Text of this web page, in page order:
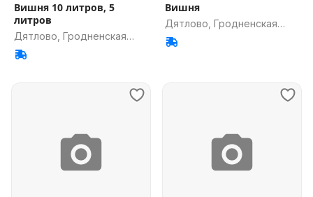
Вишня 10 литров, 5
литров
Дятлово, Гродненская
обл.
Вишня
Дятлово, Гродненская
обл.